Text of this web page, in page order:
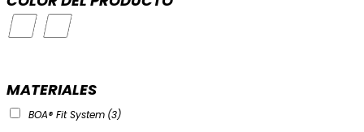
MATERIALES
BOA® Fit System (3)